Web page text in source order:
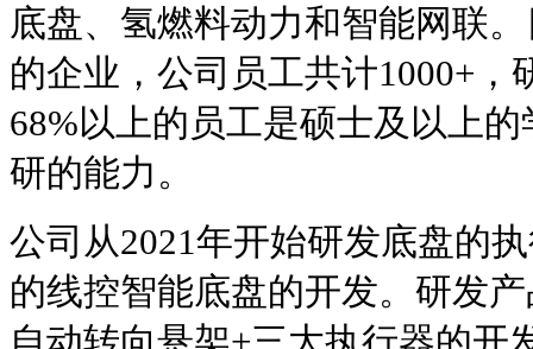
底盘、氢燃料动力和智能网联
的企业，公司员工共计1000+，
68%以上的员工是硕士及以上
研的能力。
公司从2021年开始研发底盘的
的线控智能底盘的开发。研发